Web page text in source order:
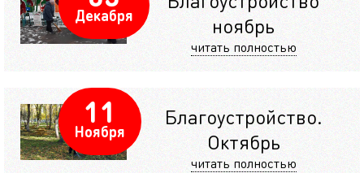
Декабря
ноябрь
читать полностью
11
Ноября
Благоустройство.
Октябрь
читать полностью